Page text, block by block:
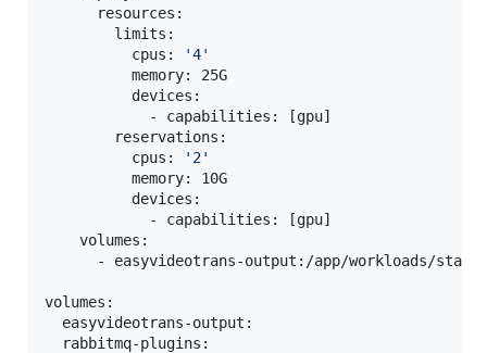
      resources:
        limits:
          cpus:
'4'
          memory: 25G
          devices:
            - capabilities: [gpu]
        reservations:
          cpus:
' 2'
          memory: 10G
          devices:
            - capabilities: [gpu]
    volumes:
- easyvideotrans-output:/app/workloads/
volumes:
  easyvideotrans-output:
  rabbitmq-plugins: